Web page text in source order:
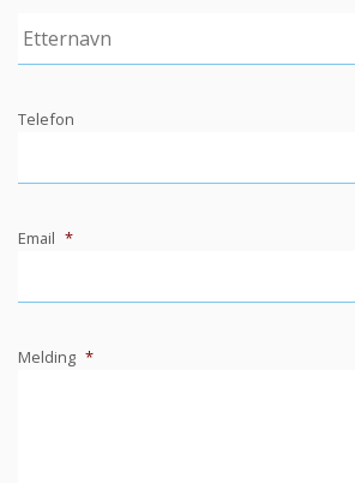
Telefon
Email *
Melding *